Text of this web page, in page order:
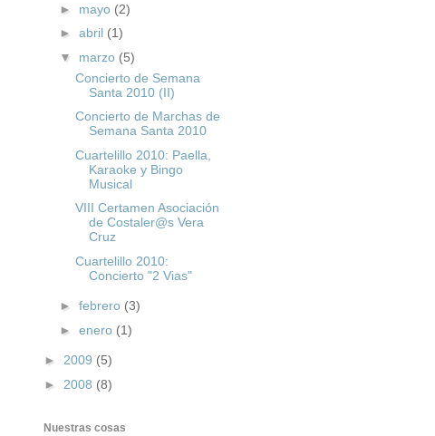
► mayo (2)
► abril (1)
▼ marzo (5)
Concierto de Semana
Santa 2010 (II)
Concierto de Marchas de
Semana Santa 2010
Cuartelillo 2010: Paella,
Karaoke y Bingo
Musical
VIII Certamen Asociación
de Costaler@s Vera
Cruz
Cuartelillo 2010:
Concierto "2 Vias"
► febrero (3)
► enero (1)
► 2009 (5)
► 2008 (8)
Nuestras cosas